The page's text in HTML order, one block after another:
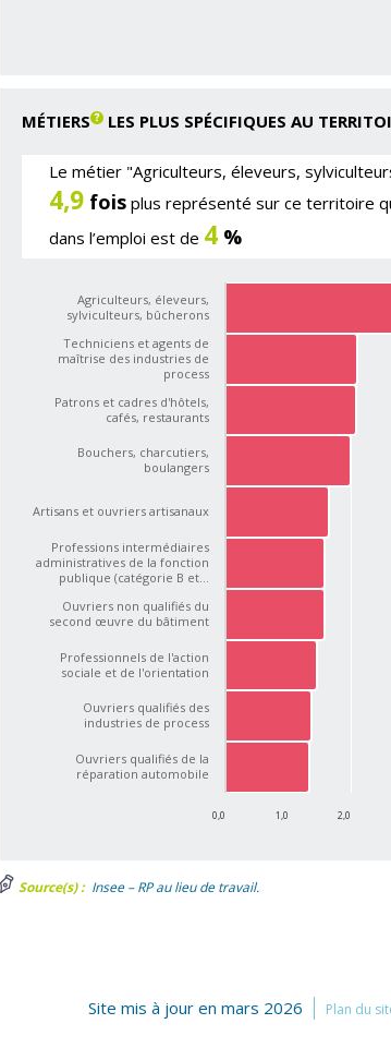
MÉTIERS LES PLUS SPÉCIFIQUES AU
Le métier "Agriculteurs, éleveurs,
4,9 fois plus représenté sur ce territoire
dans l’emploi est de 4 %
Agriculteurs, éleveurs,
sylviculteurs, bûcherons
Techniciens et agents de
maîtrise des industries de
process
Patrons et cadres d'hôtels,
cafés, restaurants
Bouchers, charcutiers,
boulangers
Artisans et ouvriers artisanaux
Professions intermédiaires
administratives de la fonction
publique (catégorie B et…
Ouvriers non qualifiés du
second œuvre du bâtiment
Professionnels de l'action
sociale et de l'orientation
Ouvriers qualifiés des
industries de process
Ouvriers qualifiés de la
réparation automobile
0,0 1,0 2,0
Source(s) : Insee – RP au lieu de travail.
Site mis à jour en mars 2026 Plan du